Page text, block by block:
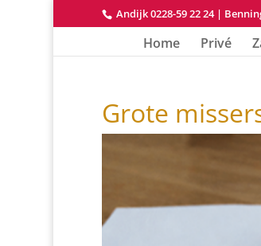
Andijk 0228-59 22 24|
Home Privé
Grote